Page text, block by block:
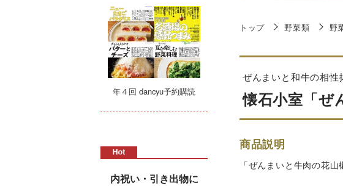
トップ 野菜類 野
ぜんまいと和牛の相性
懐石小室「ぜ
商品説明
「ぜんまいと牛肉の花
年４回 dancyu予約購読
内祝い・引き出物に